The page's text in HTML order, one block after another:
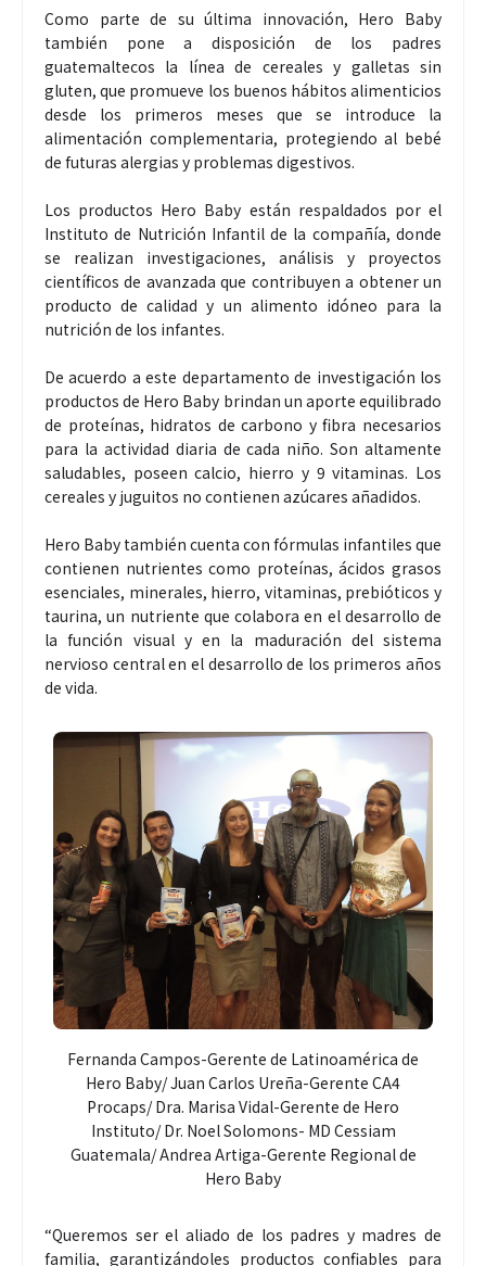
Como parte de su última innovación, Hero Baby
también pone a disposición de los padres
guatemaltecos la línea de cereales y galletas sin
gluten, que promueve los buenos hábitos alimenticios
desde los primeros meses que se introduce la
alimentación complementaria, protegiendo al bebé
de futuras alergias y problemas digestivos.
Los productos Hero Baby están respaldados por el
Instituto de Nutrición Infantil de la compañía, donde
se realizan investigaciones, análisis y proyectos
científicos de avanzada que contribuyen a obtener un
producto de calidad y un alimento idóneo para la
nutrición de los infantes.
De acuerdo a este departamento de investigación los
productos de Hero Baby brindan un aporte equilibrado
de proteínas, hidratos de carbono y fibra necesarios
para la actividad diaria de cada niño. Son altamente
saludables, poseen calcio, hierro y 9 vitaminas. Los
cereales y juguitos no contienen azúcares añadidos.
Hero Baby también cuenta con fórmulas infantiles que
contienen nutrientes como proteínas, ácidos grasos
esenciales, minerales, hierro, vitaminas, prebióticos y
taurina, un nutriente que colabora en el desarrollo de
la función visual y en la maduración del sistema
nervioso central en el desarrollo de los primeros años
de vida.
Fernanda Campos-Gerente de Latinoamérica de
Hero Baby/ Juan Carlos Ureña-Gerente CA4
Procaps/ Dra. Marisa Vidal-Gerente de Hero
Instituto/ Dr. Noel Solomons- MD Cessiam
Guatemala/ Andrea Artiga-Gerente Regional de
Hero Baby
“Queremos ser el aliado de los padres y madres de
familia, garantizándoles productos confiables para